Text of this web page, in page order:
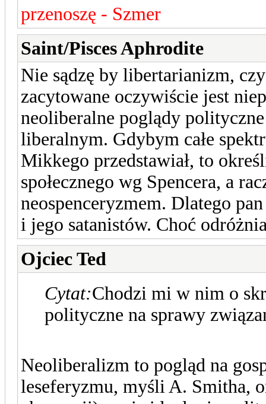
przenoszę - Szmer
Saint/Pisces Aphrodite
Nie sądzę by libertarianizm,
zacytowane oczywiście jest
neoliberalne poglądy
liberalnym. Gdybym całe
Mikkego przedstawiał, to
społecznego wg Spencera, a
neospenceryzmem. Dlatego
i jego satanistów. Choć
Ojciec Ted
Cytat:Chodzi mi w nim o
polityczne na sprawy
Neoliberalizm to pogląd na
leseferyzmu, myśli A. Smitha,